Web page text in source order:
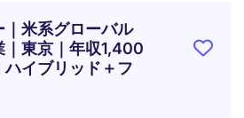
米系グローバル
｜東京｜年収1,400
イブリッド＋フ